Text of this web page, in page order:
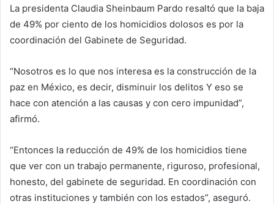
La presidenta Claudia Sheinbaum Pardo resaltó que la baja
de 49% por ciento de los homicidios dolosos es por la
coordinación del Gabinete de Seguridad.
“Nosotros es lo que nos interesa es la construcción de la
paz en México, es decir, disminuir los delitos Y eso se
hace con atención a las causas y con cero impunidad”,
afirmó.
“Entonces la reducción de 49% de los homicidios tiene
que ver con un trabajo permanente, riguroso, profesional,
honesto, del gabinete de seguridad. En coordinación con
otras instituciones y también con los estados”, aseguró.